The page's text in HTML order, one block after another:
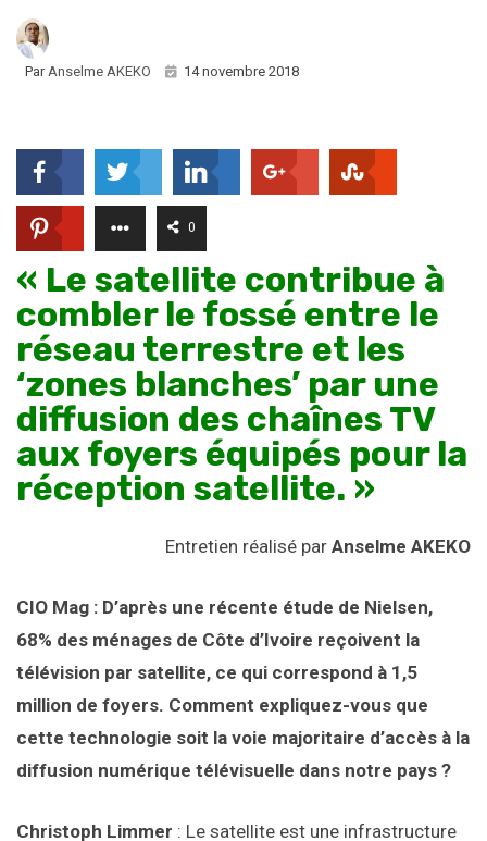
ParAnselme AKEKO 14 novembre 2018
0
« Le satellite contribue à
combler le fossé entre le
réseau terrestre et les
‘zones blanches’ par une
diffusion des chaînes TV
aux foyers équipés pour la
réception satellite. »
Entretien réalisé par Anselme AKEKO
CIO Mag : D’après une récente étude de Nielsen,
68% des ménages de Côte d’Ivoire reçoivent la
télévision par satellite, ce qui correspond à 1,5
million de foyers. Comment expliquez-vous que
cette technologie soit la voie majoritaire d’accès à la
diffusion numérique télévisuelle dans notre pays ?
Christoph Limmer : Le satellite est une infrastructure